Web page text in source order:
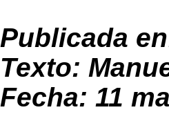
Publicada
Texto:
Fecha: 11